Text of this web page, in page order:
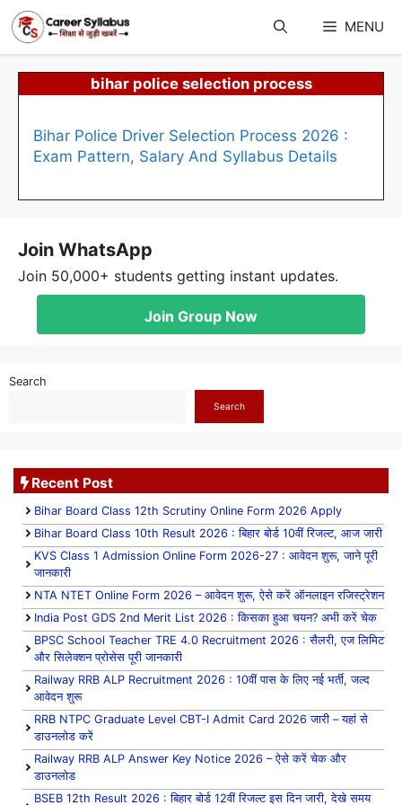
content
MENU
bihar police selection process
Bihar Police Driver Selection Process 2026 :
Exam Pattern, Salary And Syllabus Details
Join WhatsApp
Join 50,000+ students getting instant updates.
Join Group Now
Search
Search
Recent Post
Bihar Board Class 12th Scrutiny Online Form 2026 Apply
Bihar Board Class 10th Result 2026 : बिहार बोर्ड 10वीं रिजल्ट, आज जारी
KVS Class 1 Admission Online Form 2026-27 : आवेदन शुरू, जाने पूरी
जानकारी
NTA NTET Online Form 2026 – आवेदन शुरू, ऐसे करें ऑनलाइन रजिस्ट्रेशन
India Post GDS 2nd Merit List 2026 : किसका हुआ चयन? अभी करें चेक
BPSC School Teacher TRE 4.0 Recruitment 2026 : सैलरी, एज लिमिट
और सिलेक्शन प्रोसेस पूरी जानकारी
Railway RRB ALP Recruitment 2026 : 10वीं पास के लिए नई भर्ती, जल्द
आवेदन शुरू
RRB NTPC Graduate Level CBT-I Admit Card 2026 जारी – यहां से
डाउनलोड करें
Railway RRB ALP Answer Key Notice 2026 – ऐसे करें चेक और
डाउनलोड
BSEB 12th Result 2026 : बिहार बोर्ड 12वीं रिजल्ट इस दिन जारी, देखे समय